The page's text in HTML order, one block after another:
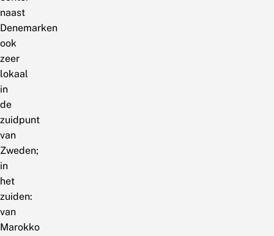
naast
Denemarken
ook
zeer
lokaal
in
de
zuidpunt
van
Zweden;
in
het
zuiden:
van
Marokko